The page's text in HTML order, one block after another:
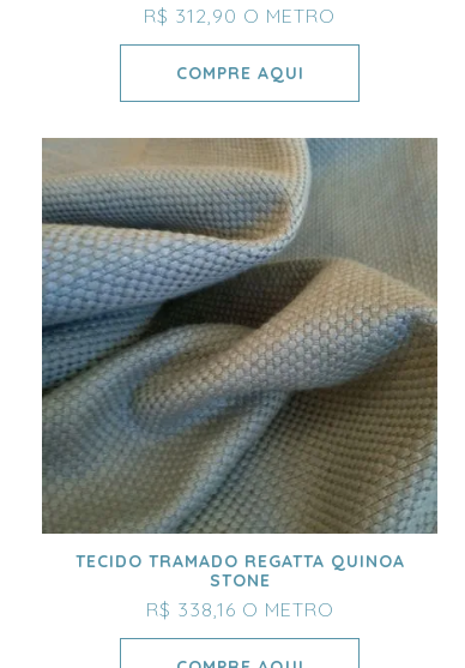
R$ 312,90 O METRO
COMPRE AQUI
TECIDO TRAMADO REGATTA QUINOA
STONE
R$ 338,16 O METRO